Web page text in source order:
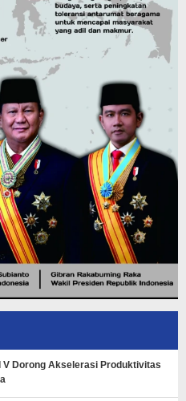
V Dorong Akselerasi Produktivitas